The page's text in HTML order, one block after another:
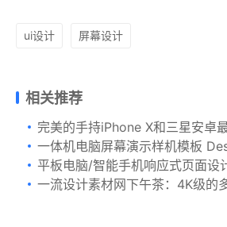
ui设计 屏幕设计
相关推荐
完美的手持iPhone X和三星安卓最新
一体机电脑屏幕演示样机模板
平板电脑/智能手机响应式页面设计效果
一流设计素材网下午茶：4K级的多角度